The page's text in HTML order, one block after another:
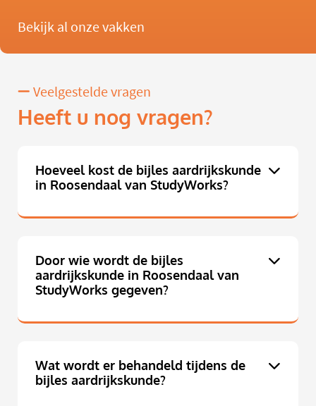
Bekijk al onze vakken
Veelgestelde vragen
Heeft u nog vragen?
Hoeveel kost de bijles aardrijkskunde
in Roosendaal van StudyWorks?
Door wie wordt de bijles
aardrijkskunde in Roosendaal van
StudyWorks gegeven?
Wat wordt er behandeld tijdens de
bijles aardrijkskunde?